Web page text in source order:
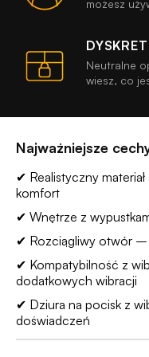
możesz
Neutralne
wiesz, co
Najważniejsze
✔ Realistyczny
komfort
✔ Wnętrze z
✔ Rozciągliwy otwór –
✔ Kompatybilność z
dodatkowych wibracji
✔ Dziura na pocisk z
doświadczeń